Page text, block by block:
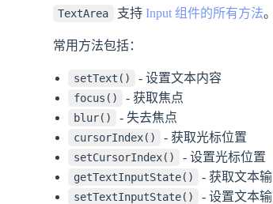
TextArea 支持 Input 组件的所有方法。
常用方法包括：
setText() - 设置文本内容
focus() - 获取焦点
blur() - 失去焦点
cursorIndex() - 获取光标位置
setCursorIndex() - 设置光标位置
getTextInputState() - 获取文本
setTextInputState() - 设置文本